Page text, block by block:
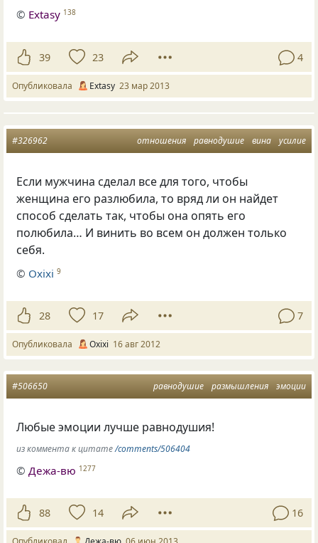
© Extasy 138
39 23 4
Опубликовала Extasy 23 мар 2013
отношения равнодушие вина усилие
#326962
Если мужчина сделал все для того, чтобы
женщина его разлюбила, то вряд ли он найдет
способ сделать так, чтобы она опять его
полюбила… И винить во всем он должен только
себя.
© Oxixi 9
28 17 7
Опубликовала Oxixi 16 авг 2012
равнодушие размышления эмоции
#506650
Любые эмоции лучше равнодушия!
из коммента к цитате/comments/506404
© Дежа-вю 1277
88 14 16